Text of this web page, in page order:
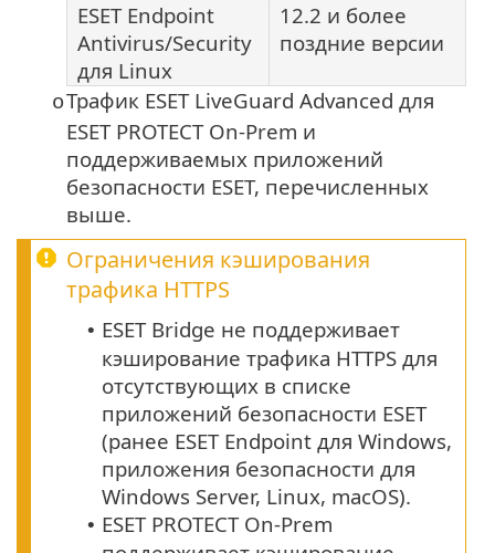
ESET Endpoint
Antivirus/Security
для Linux
12.2 и более
поздние версии
oТрафик ESET LiveGuard Advanced для
ESET PROTECT On-Prem и
поддерживаемых приложений
безопасности ESET, перечисленных
выше.
Ограничения кэширования
трафика HTTPS
• ESET Bridge не поддерживает
кэширование трафика HTTPS для
отсутствующих в списке
приложений безопасности ESET
(ранее ESET Endpoint для Windows,
приложения безопасности для
Windows Server, Linux, macOS).
• ESET PROTECT On-Prem